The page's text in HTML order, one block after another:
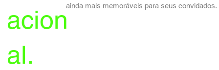
acion
al.
ainda mais memoráveis para seus convidados.